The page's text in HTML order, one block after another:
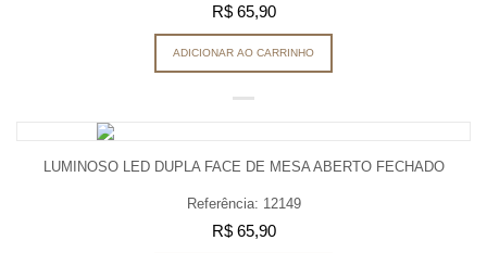
R$ 65,90
ADICIONAR AO CARRINHO
LUMINOSO LED DUPLA FACE DE MESA ABERTO FECHADO
Referência: 12149
R$ 65,90